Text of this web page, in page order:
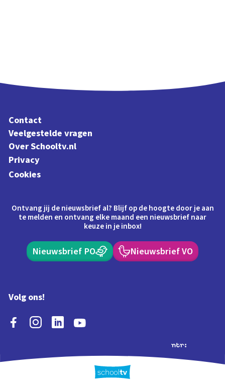
Contact
Veelgestelde vragen
Over Schooltv.nl
Privacy
Cookies
Ontvang jij de nieuwsbrief al? Blijf op de hoogte door je aan
te melden en ontvang elke maand een nieuwsbrief naar
keuze in je inbox!
Nieuwsbrief PO Nieuwsbrief VO
Volg ons!